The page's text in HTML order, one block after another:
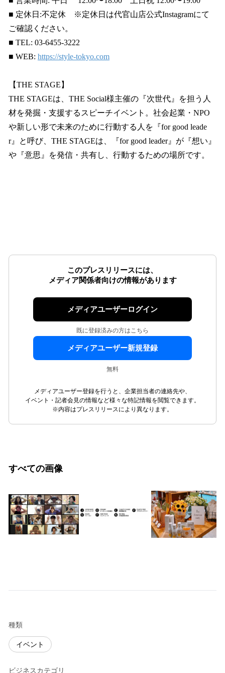
■ 定休日:不定休 ※定休日は代官山店公式Instagramにて
ご確認ください。
■ TEL: 03-6455-3222
■ WEB: https://style-tokyo.com
【THE STAGE】
THE STAGEは、THE Social様主催の『次世代』を担う人
材を発掘・支援するスピーチイベント。社会起業・NPO
や新しい形で未来のために行動する人を『for good leade
r』と呼び、THE STAGEは、『for good leader』が『想い』
や『意思』を発信・共有し、行動するための場所です。
このプレスリリースには、
メディア関係者向けの情報があります
メディアユーザーログイン
既に登録済みの方はこちら
メディアユーザー新規登録
無料
メディアユーザー登録を行うと、企業担当者の連絡先や、
イベント・記者会見の情報など様々な特記情報を閲覧できます。
※内容はプレスリリースにより異なります。
すべての画像
種類
イベント
ビジネスカテゴリ